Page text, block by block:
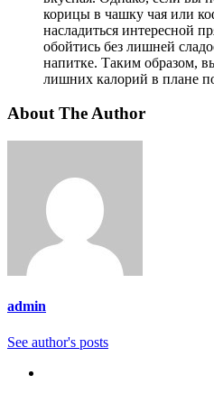
корицы в чашку чая или
насладиться интересной
обойтись без лишней
напитке. Таким образом,
лишних калорий в плане
About The Author
admin
See author's posts